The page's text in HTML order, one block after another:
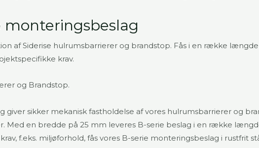
monteringsbeslag
af Siderise hulrumsbarrierer og brandstop. Fås i en række
krav.
og Brandstop.
giver sikker mekanisk fastholdelse af vores hulrumsbarrierer og
Med en bredde på 25 mm leveres B-serie beslag i en række
f.eks. miljøforhold, fås vores B-serie monteringsbeslag i rustfrit